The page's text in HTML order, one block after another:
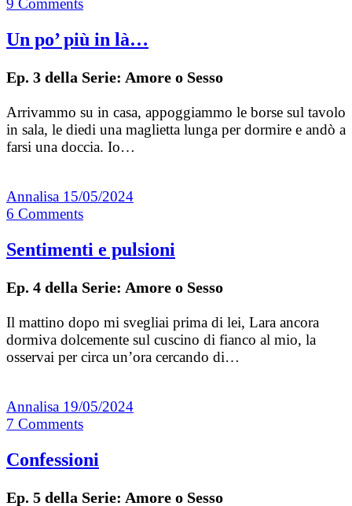
9 Comments
Un po’ più in là…
Ep. 3 della Serie: Amore o Sesso
Arrivammo su in casa, appoggiammo le borse sul tavolo
in sala, le diedi una maglietta lunga per dormire e andò a
farsi una doccia. Io…
Annalisa 15/05/2024
6 Comments
Sentimenti e pulsioni
Ep. 4 della Serie: Amore o Sesso
Il mattino dopo mi svegliai prima di lei, Lara ancora
dormiva dolcemente sul cuscino di fianco al mio, la
osservai per circa un’ora cercando di…
Annalisa 19/05/2024
7 Comments
Confessioni
Ep. 5 della Serie: Amore o Sesso